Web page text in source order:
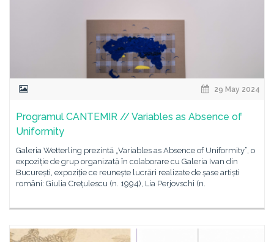
29 May 2024
Programul CANTEMIR // Variables as Absence of
Uniformity
Galeria Wetterling prezintă „Variables as Absence of Uniformity”, o
expoziție de grup organizată în colaborare cu Galeria Ivan din
București, expoziție ce reunește lucrări realizate de șase artiști
români: Giulia Crețulescu (n. 1994), Lia Perjovschi (n.